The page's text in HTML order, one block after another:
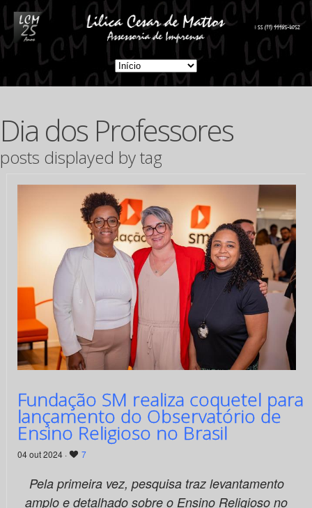
Dia dos Professores
posts displayed by tag
Fundação SM realiza coquetel para
lançamento do Observatório de
Ensino Religioso no Brasil
04 out 2024 · 7
Pela primeira vez, pesquisa traz levantamento
amplo e detalhado sobre o Ensino Religioso no